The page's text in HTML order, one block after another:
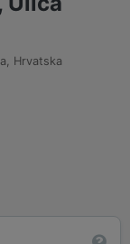
, Hrvatska